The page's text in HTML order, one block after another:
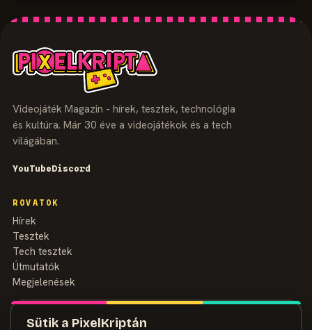
Sütik a PixelKriptán
Videojáték Magazin - hírek, tesztek, technológia
és kultúra. Már 30 éve a videojátékok és a tech
világában.
YouTubeDiscord
ROVATOK
Hírek
Tesztek
Tech tesztek
Útmutatók
Megjelenések
MAGAZIN